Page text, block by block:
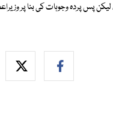
پس پردہ وجوہات کی بنا پر